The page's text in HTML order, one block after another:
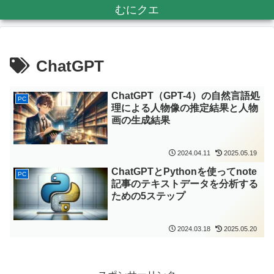
むにクエ
ChatGPT
PC
ChatGPT（GPT-4）の自然言語処
理による人物像の推定結果と人物
画の生成結果
2024.04.11 2025.05.19
PC
ChatGPTとPythonを使ってnote
記事のテキストデータを分析する
ための5ステップ
2024.03.18 2025.05.20